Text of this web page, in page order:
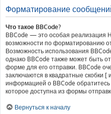
Форматирование
Что такое BBCode?
BBCode — это особая реализация
возможности по форматированию
Возможность использования
однако BBCode также может быть
форме для его отправки. BBCode
заключаются в квадратные скобки [
информацией о BBCode обратитесь
которое доступна из формы
Вернуться к началу